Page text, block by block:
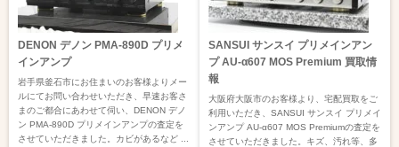
DENON デノン PMA-890D プリメ
インアンプ
岩手県釜石市にお住まいのお客様よりメー
ルにてお問い合わせいただき、早速お客さ
まのご都合にあわせて伺い、DENON デノ
ン PMA-890D プリメインアンプの査定を
させていただきました。カビがあるなど ...
SANSUI サンスイ プリメインアン
プ AU-α607 MOS Premium 買取情
報
大阪府大阪市のお客様より、宅配買取をご
利用いただき、SANSUI サンスイ プリメイ
ンアンプ AU-α607 MOS Premiumの査定を
させていただきました。キズ、汚れ等、多